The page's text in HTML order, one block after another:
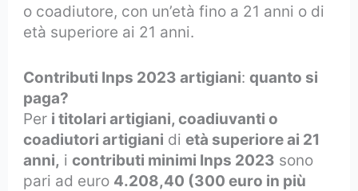
o coadiutore, con un’età fino a 21 anni o di
età superiore ai 21 anni.
Contributi Inps 2023 artigiani:quanto si
paga?
Per i titolari artigiani, coadiuvanti o
coadiutori artigiani dietà superiore ai 21
anni, icontributi minimi Inps 2023 sono
pari ad euro 4.208,40 (300 euro in più